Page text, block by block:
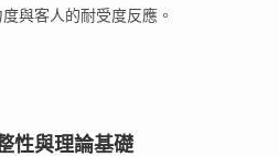
與客人的耐受度反應。
性與理論基礎